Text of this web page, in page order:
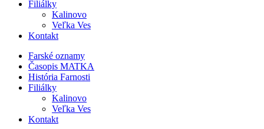
Filiálky
Kalinovo
Veľka Ves
Kontakt
Farské oznamy
Časopis MATKA
História Farnosti
Filiálky
Kalinovo
Veľka Ves
Kontakt